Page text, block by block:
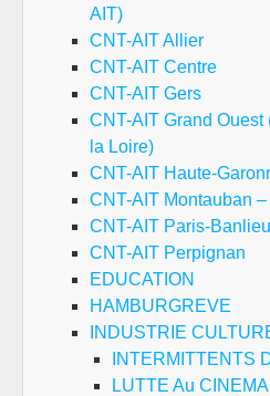
AIT)
CNT-AIT Allier
CNT-AIT Centre
CNT-AIT Gers
CNT-AIT Grand
la Loire)
CNT-AIT Haute-
CNT-AIT Montauban
CNT-AIT Paris-
CNT-AIT Perpignan
EDUCATION
HAMBURGREVE
INDUSTRIE
INTERMITTENTS
LUTTE Au